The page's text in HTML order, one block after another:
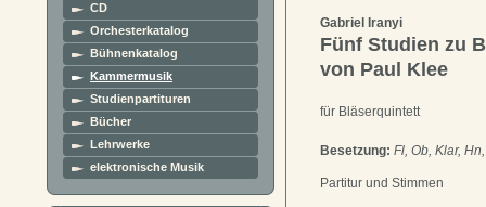
CD
Orchesterkatalog
Bühnenkatalog
Kammermusik
Studienpartituren
Bücher
Lehrwerke
elektronische Musik
Gabriel Iranyi
Fünf Studien zu
von Paul Klee
für Bläserquintett
Besetzung: Fl, Ob, Klar,
Partitur und Stimmen